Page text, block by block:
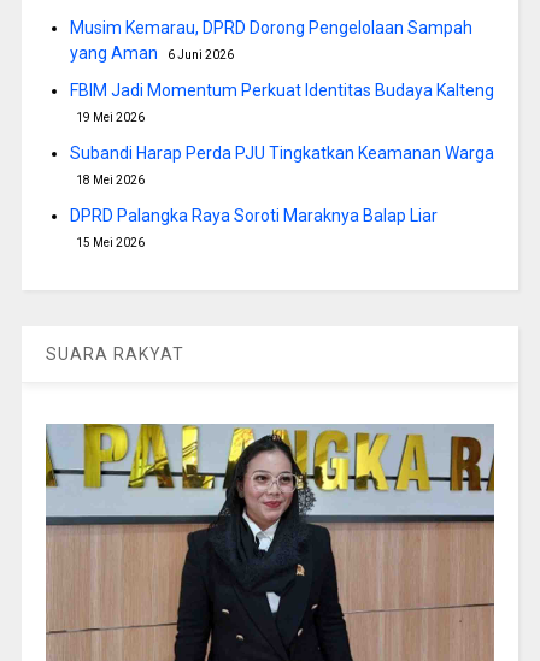
Musim Kemarau, DPRD Dorong Pengelolaan Sampah
yang Aman
6 Juni 2026
FBIM Jadi Momentum Perkuat Identitas Budaya Kalteng
19 Mei 2026
Subandi Harap Perda PJU Tingkatkan Keamanan Warga
18 Mei 2026
DPRD Palangka Raya Soroti Maraknya Balap Liar
15 Mei 2026
SUARA RAKYAT